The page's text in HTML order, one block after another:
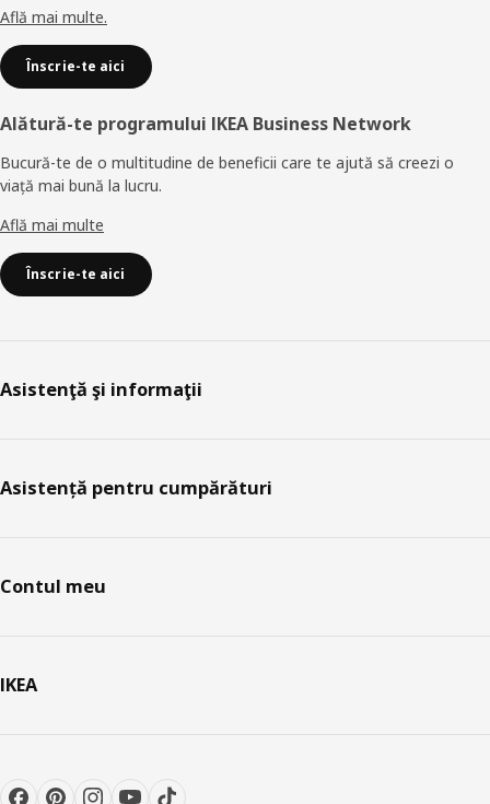
Află mai multe.
Înscrie-te aici
Alătură-te programului IKEA Business Network
Bucură-te de o multitudine de beneficii care te ajută să creezi o
viață mai bună la lucru.
Află mai multe
Înscrie-te aici
Asistenţă şi informaţii
Asistență pentru cumpărături
Contul meu
IKEA